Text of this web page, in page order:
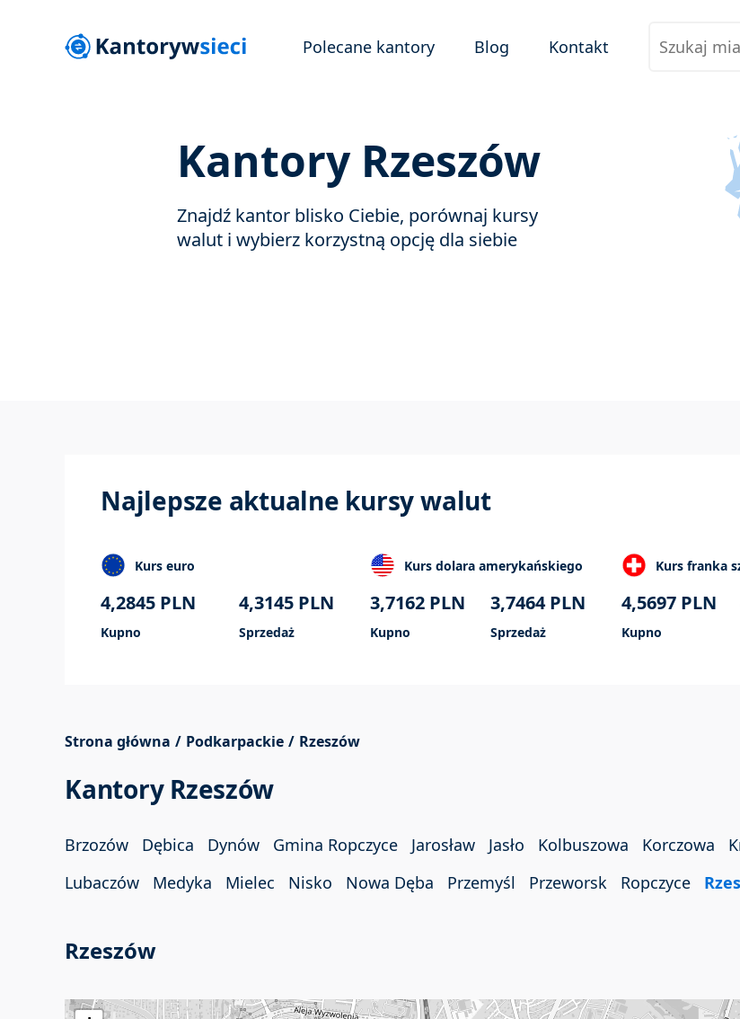
Polecane kantory Blog Kontakt
Kantory Rzeszów
Znajdź kantor blisko Ciebie, porównaj kursy
walut i wybierz korzystną opcję dla siebie
Najlepsze aktualne kursy walut
Kurs euro
4,2845 PLN
Kupno
4,3145 PLN
Sprzedaż
Kurs dolara amerykańskiego
3,7162 PLN
Kupno
3,7464PLN
Sprzedaż
Kurs franka
4,5697 PLN
Kupno
Strona główna Podkarpackie Rzeszów
Kantory Rzeszów
Brzozów Dębica Dynów Gmina Ropczyce Jarosław Jasło Kolbuszowa Korczowa
Lubaczów
Medyka Mielec Nisko Nowa Dęba Przemyśl Przeworsk Ropczyce
Rzeszów